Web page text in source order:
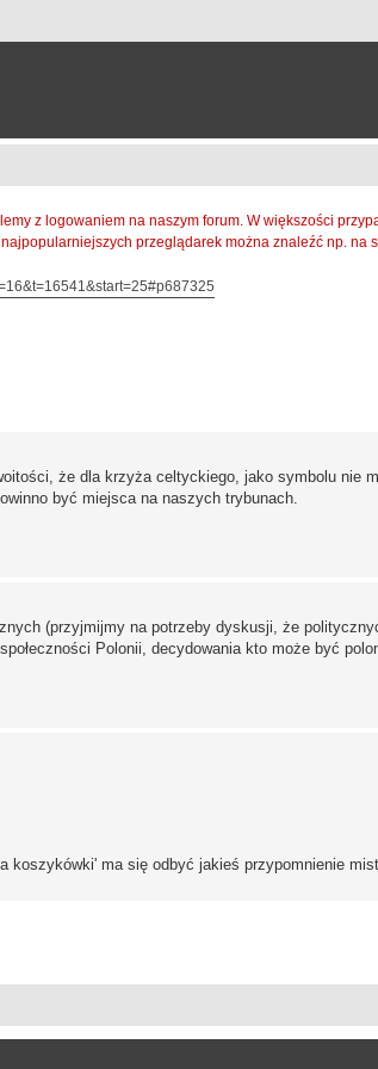
z logowaniem na naszym forum. W większości
przeglądarek można znaleźć np. na
że dla krzyża celtyckiego, jako symbolu nie
być miejsca na naszych trybunach.
(przyjmijmy na potrzeby dyskusji, że
Polonii, decydowania kto może być
koszykówki' ma się odbyć jakieś przypomnienie